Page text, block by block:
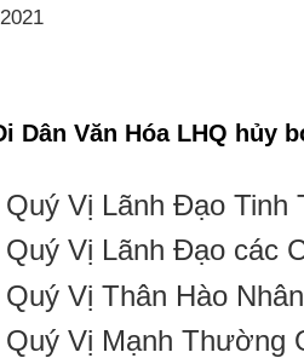
Dân Văn Hóa LHQ hủy
Vị Lãnh Đạo Tinh
Vị Lãnh Đạo các
Vị Thân Hào
Vị Mạnh Thường